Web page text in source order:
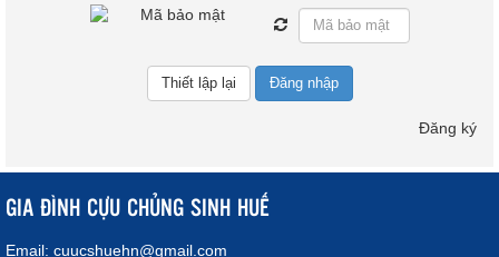
Đăng nhập
Đăng ký
GIA ĐÌNH CỰU CHỦNG SINH HUẾ
Email: cuucshuehn@gmail.com